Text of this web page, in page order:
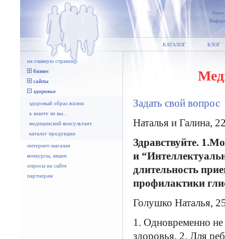
КАТАЛОГ БЛОГ
Задать свой вопрос
Наталья и Галина,
Здравствуйте.
и
длительность
профилактики
Голушко Наталья,
1. Одновременно не
здоровья. 2. Для
на главную страницу
бизнес
сайты
здоровье
здоровый образ жизни
а знаете ли вы...
медицинский консультант
каталог продукции
интернет-магазин
конкурсы, акции
опросы на сайте
партнерам